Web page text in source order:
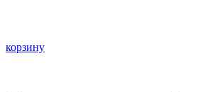
корзину